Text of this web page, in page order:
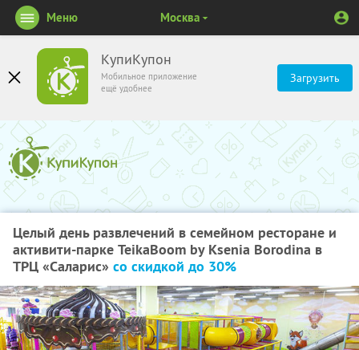
КупиКупон
Мобильное приложение
ещё удобнее
Загрузить
Меню Москва
Целый день развлечений в семейном ресторане и
активити-парке TeikaBoom by Ksenia Borodina в
ТРЦ «Саларис» со скидкой до 30%